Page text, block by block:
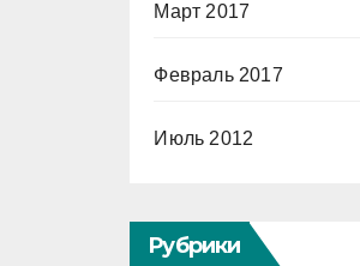
Март 2017
Февраль 2017
Июль 2012
Рубрики